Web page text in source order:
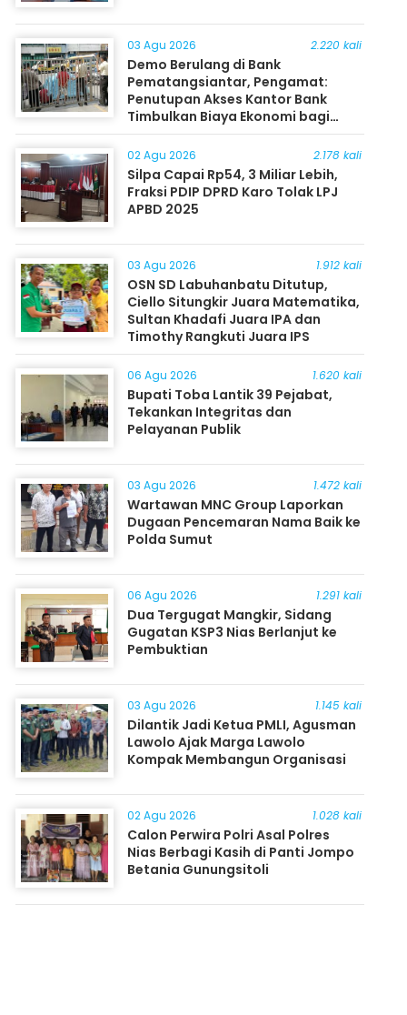
03 Agu 2026 2.220 kali
Demo Berulang di Bank
Pematangsiantar, Pengamat:
Penutupan Akses Kantor Bank
Timbulkan Biaya Ekonomi bagi
Masyarakat
02 Agu 2026 2.178 kali
Silpa Capai Rp54, 3 Miliar Lebih,
Fraksi PDIP DPRD Karo Tolak LPJ
APBD 2025
03 Agu 2026 1.912 kali
OSN SD Labuhanbatu Ditutup,
Ciello Situngkir Juara Matematika,
Sultan Khadafi Juara IPA dan
Timothy Rangkuti Juara IPS
06 Agu 2026 1.620 kali
Bupati Toba Lantik 39 Pejabat,
Tekankan Integritas dan
Pelayanan Publik
03 Agu 2026 1.472 kali
Wartawan MNC Group Laporkan
Dugaan Pencemaran Nama Baik ke
Polda Sumut
06 Agu 2026 1.291 kali
Dua Tergugat Mangkir, Sidang
Gugatan KSP3 Nias Berlanjut ke
Pembuktian
03 Agu 2026 1.145 kali
Dilantik Jadi Ketua PMLI, Agusman
Lawolo Ajak Marga Lawolo
Kompak Membangun Organisasi
02 Agu 2026 1.028 kali
Calon Perwira Polri Asal Polres
Nias Berbagi Kasih di Panti Jompo
Betania Gunungsitoli